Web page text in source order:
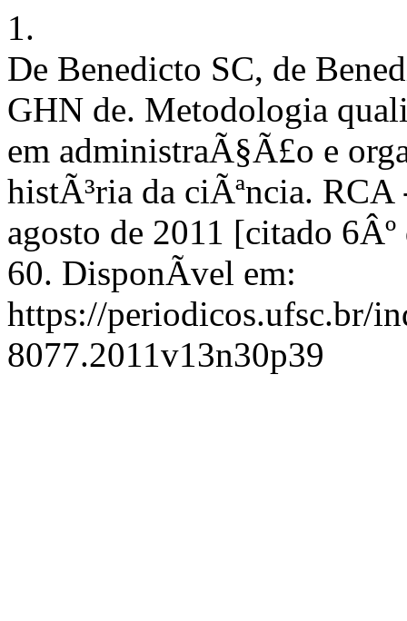
1.
De Benedicto SC, de
GHN de. Metodologia
em administraÃ§Ã£o e
histÃ³ria da ciÃªncia.
agosto de 2011 [citado
60. DisponÃ­vel em:
https://periodicos.ufsc.br/
8077.2011v13n30p39